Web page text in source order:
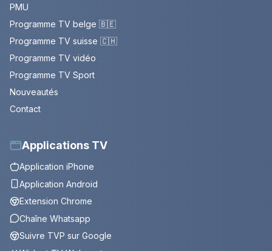
PMU
Programme TV belge 🇧🇪
Programme TV suisse 🇨🇭
Programme TV vidéo
Programme TV Sport
Nouveautés
Contact
Applications TV
Application iPhone
Application Android
Extension Chrome
Chaîne Whatsapp
Suivre TVP sur Google